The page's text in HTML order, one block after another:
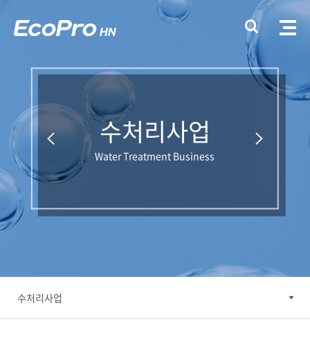
수처리사업
Water Treatment Business
수처리사업